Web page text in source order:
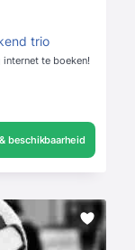
trio
internet te boeken!
beschikbaarheid